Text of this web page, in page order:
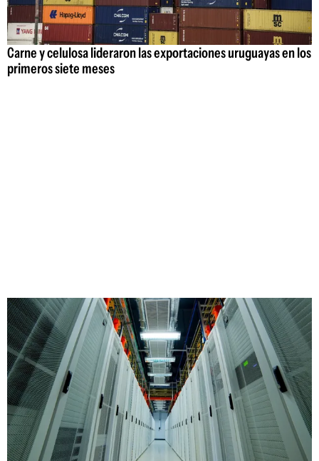
Carne y celulosa lideraron las exportaciones uruguayas en los
primeros siete meses